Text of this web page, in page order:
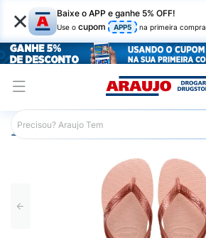
× Baixe o APP e ganhe 5% OFF!
Use o cupom APP5 na primeira compra
Araujo Mercado